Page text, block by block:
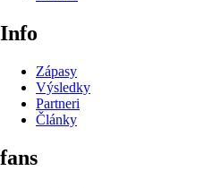
Info
Zápasy
Výsledky
Partneri
Články
fans